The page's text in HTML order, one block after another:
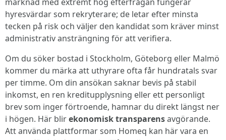
hyresvärdar som rekryterare; de letar efter minsta
tecken på risk och väljer den kandidat som kräver minst
administrativ ansträngning för att verifiera.
Om du söker bostad i Stockholm, Göteborg eller Malmö
kommer du märka att uthyrare ofta får hundratals svar
per timme. Om din ansökan saknar bevis på stabil
inkomst, en ren kreditupplysning eller ett personligt
brev som inger förtroende, hamnar du direkt längst ner
i högen. Här blirekonomisk transparensavgörande.
Att använda plattformar som Homeq kan här vara en